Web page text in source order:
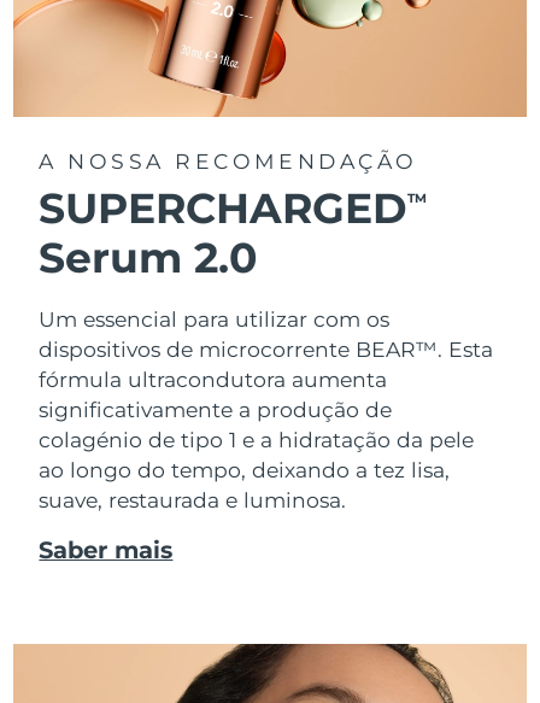
A NOSSA RECOMENDAÇÃO
SUPERCHARGEDTM
Serum 2.0
Um essencial para utilizar com os
dispositivos de microcorrente BEAR™. Esta
fórmula ultracondutora aumenta
significativamente a produção de
colagénio de tipo 1 e a hidratação da pele
ao longo do tempo, deixando a tez lisa,
suave, restaurada e luminosa.
Saber mais